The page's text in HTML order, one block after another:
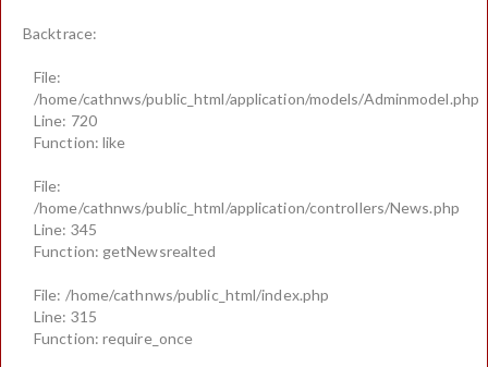
Backtrace:
File:
/home/cathnws/public_html/application/models/Adminmodel.php
Line: 720
Function: like
File:
/home/cathnws/public_html/application/controllers/News.php
Line: 345
Function: getNewsrealted
File: /home/cathnws/public_html/index.php
Line: 315
Function: require_once